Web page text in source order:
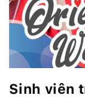
Sinh viên